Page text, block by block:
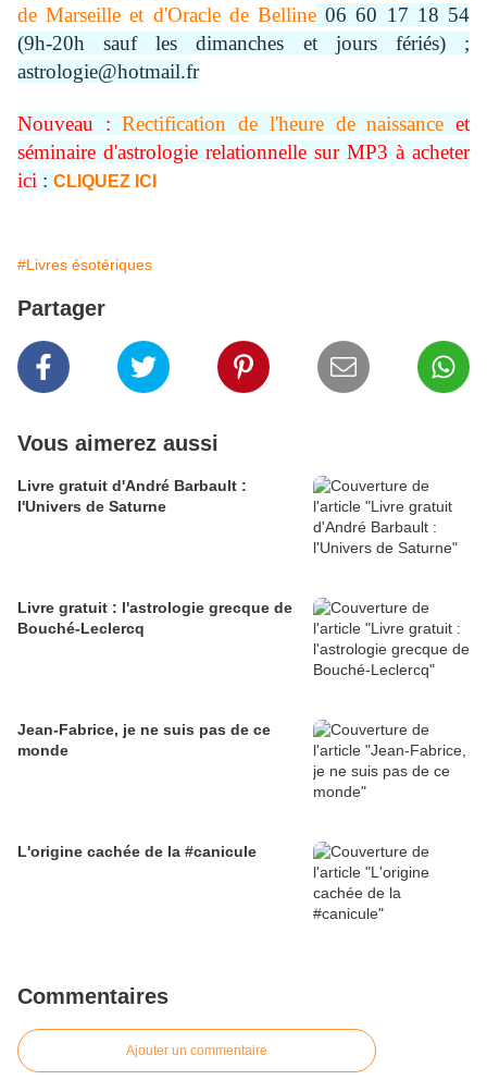
de Marseille et d'Oracle de Belline 06 60 17 18 54
(9h-20h sauf les dimanches et jours fériés) ;
astrologie@hotmail.fr
Nouveau :Rectification de l'heure de naissance et
séminaire d'astrologie relationnelle sur MP3 à acheter
ici : CLIQUEZ ICI
#Livres ésotériques
Partager
Vous aimerez aussi
Livre gratuit d'André Barbault :
l'Univers de Saturne
Livre gratuit : l'astrologie grecque de
Bouché-Leclercq
Jean-Fabrice, je ne suis pas de ce
monde
L'origine cachée de la #canicule
Commentaires
Ajouter un commentaire